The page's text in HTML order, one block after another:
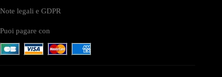
Note legali e GDPR
Puoi pagare con